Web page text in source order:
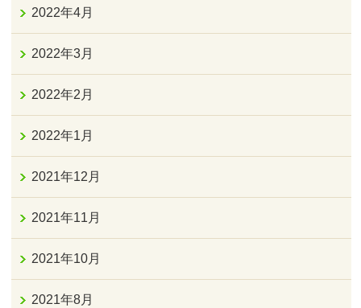
2022年4月
2022年3月
2022年2月
2022年1月
2021年12月
2021年11月
2021年10月
2021年8月